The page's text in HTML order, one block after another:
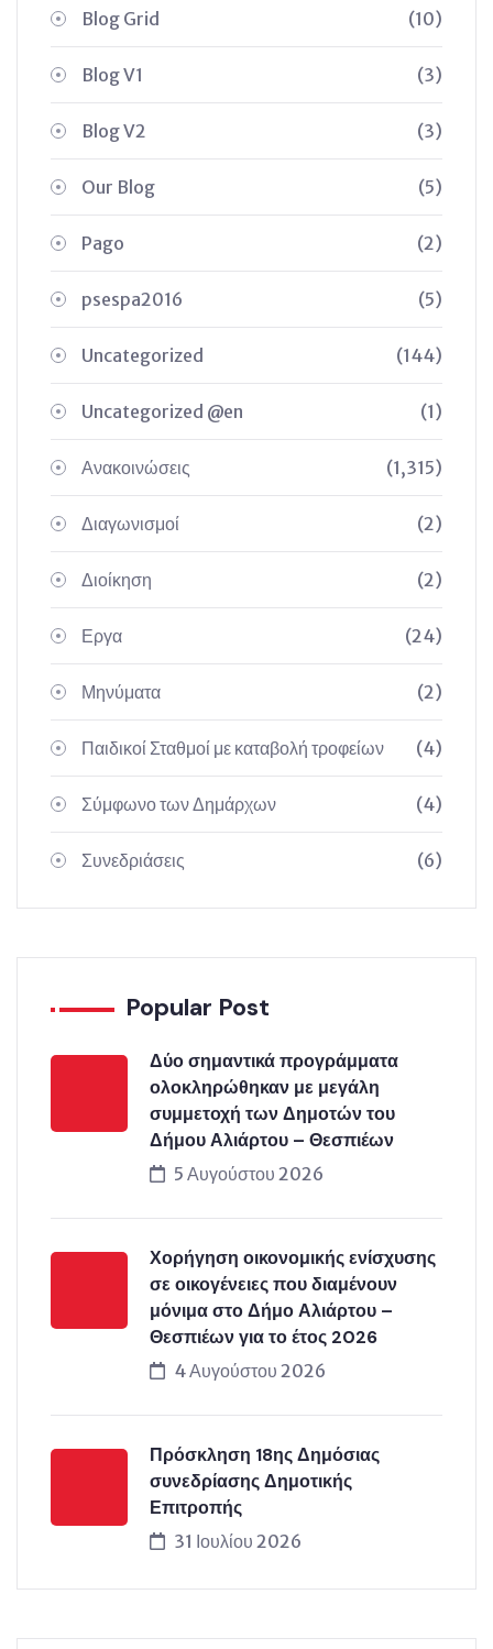
Blog Grid (10)
Blog V1 (3)
Blog V2 (3)
Our Blog (5)
Pago (2)
psespa2016 (5)
Uncategorized (144)
Uncategorized @en (1)
Ανακοινώσεις (1,315)
Διαγωνισμοί (2)
Διοίκηση (2)
Εργα (24)
Μηνύματα (2)
Παιδικοί Σταθμοί με καταβολή τροφείων (4)
Σύμφωνο των Δημάρχων (4)
Συνεδριάσεις (6)
Popular Post
Δύο σημαντικά προγράμματα
ολοκληρώθηκαν με μεγάλη
συμμετοχή των Δημοτών του
Δήμου Αλιάρτου – Θεσπιέων
5 Αυγούστου 2026
Χορήγηση οικονομικής ενίσχυσης
σε οικογένειες που διαμένουν
μόνιμα στο Δήμο Αλιάρτου –
Θεσπιέων για το έτος 2026
4 Αυγούστου 2026
Πρόσκληση 18ης Δημόσιας
συνεδρίασης Δημοτικής
Επιτροπής
31 Ιουλίου 2026